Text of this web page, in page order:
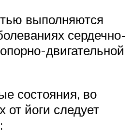
выполняются
сердечно-
двигательной
состояния, во
от йоги следует